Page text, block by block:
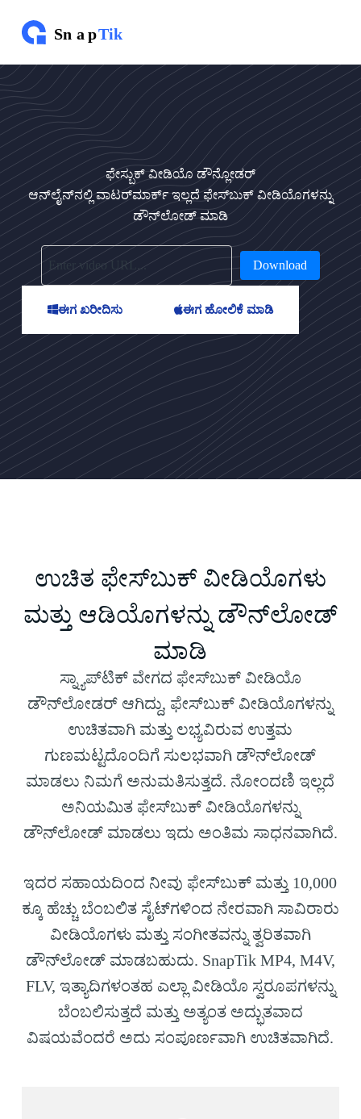
ಷ
ಕ್
ಕೆ
ತೆ
ರ
ಳಿ
ಫೇಸ್ಬುಕ್ ವೀಡಿಯೊ ಡೌನ್ಲೋಡರ್
ಆನ್‌ಲೈನ್‌ನಲ್ಲಿ ವಾಟರ್‌ಮಾರ್ಕ್ ಇಲ್ಲದೆ ಫೇಸ್‌ಬುಕ್ ವೀಡಿಯೊಗಳನ್ನು
ಡೌನ್‌ಲೋಡ್ ಮಾಡಿ
Download
ಈಗ ಖರೀದಿಸು ಈಗ ಹೋಲಿಕೆ ಮಾಡಿ
ಉಚಿತ ಫೇಸ್‌ಬುಕ್ ವೀಡಿಯೊಗಳು
ಮತ್ತು ಆಡಿಯೊಗಳನ್ನು ಡೌನ್‌ಲೋಡ್
ಮಾಡಿ
ಸ್ನ್ಯಾಪ್‌ಟಿಕ್ ವೇಗದ ಫೇಸ್‌ಬುಕ್ ವೀಡಿಯೊ
ಡೌನ್‌ಲೋಡರ್ ಆಗಿದ್ದು, ಫೇಸ್‌ಬುಕ್ ವೀಡಿಯೊಗಳನ್ನು
ಉಚಿತವಾಗಿ ಮತ್ತು ಲಭ್ಯವಿರುವ ಉತ್ತಮ
ಗುಣಮಟ್ಟದೊಂದಿಗೆ ಸುಲಭವಾಗಿ ಡೌನ್‌ಲೋಡ್
ಮಾಡಲು ನಿಮಗೆ ಅನುಮತಿಸುತ್ತದೆ. ನೋಂದಣಿ ಇಲ್ಲದೆ
ಅನಿಯಮಿತ ಫೇಸ್‌ಬುಕ್ ವೀಡಿಯೊಗಳನ್ನು
ಡೌನ್‌ಲೋಡ್ ಮಾಡಲು ಇದು ಅಂತಿಮ ಸಾಧನವಾಗಿದೆ.
ಇದರ ಸಹಾಯದಿಂದ ನೀವು ಫೇಸ್‌ಬುಕ್ ಮತ್ತು 10,000
ಕ್ಕೂ ಹೆಚ್ಚು ಬೆಂಬಲಿತ ಸೈಟ್‌ಗಳಿಂದ ನೇರವಾಗಿ ಸಾವಿರಾರು
ವೀಡಿಯೊಗಳು ಮತ್ತು ಸಂಗೀತವನ್ನು ತ್ವರಿತವಾಗಿ
ಡೌನ್‌ಲೋಡ್ ಮಾಡಬಹುದು. SnapTik MP4, M4V,
FLV, ಇತ್ಯಾದಿಗಳಂತಹ ಎಲ್ಲಾ ವೀಡಿಯೊ ಸ್ವರೂಪಗಳನ್ನು
ಬೆಂಬಲಿಸುತ್ತದೆ ಮತ್ತು ಅತ್ಯಂತ ಅದ್ಭುತವಾದ
ವಿಷಯವೆಂದರೆ ಅದು ಸಂಪೂರ್ಣವಾಗಿ ಉಚಿತವಾಗಿದೆ.